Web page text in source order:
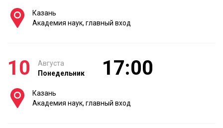
Казань
Академия наук, главный вход
10
Августа
Понедельник
17:00
Казань
Академия наук, главный вход